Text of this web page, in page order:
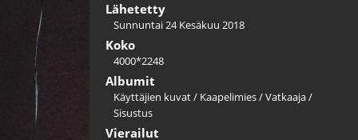
Lähetetty
Sunnuntai 24 Kesäkuu 2018
Koko
4000*2248
Albumit
Käyttäjien kuvat/ Kaapelimies/Vatkaaja/
Sisustus
Vierailut